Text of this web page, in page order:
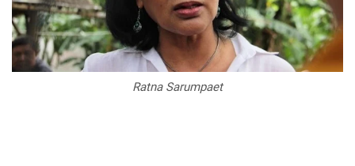
Ratna Sarumpaet